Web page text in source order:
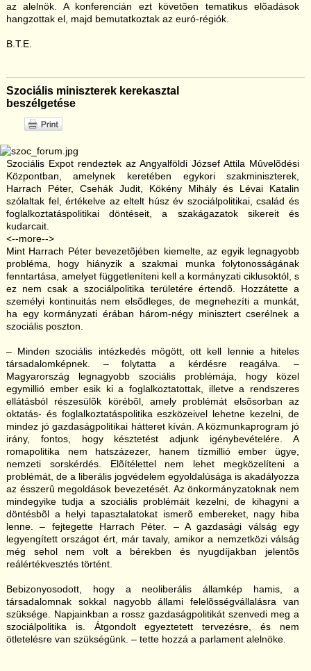
az alelnök. A konferencián ezt követõen tematikus elõadások
hangzottak el, majd bemutatkoztak az euró-régiók.
B.T.E.
Szociális miniszterek kerekasztal
beszélgetése
Szociális Expot rendeztek az Angyalföldi József Attila Mûvelõdési
Központban, amelynek keretében egykori szakminiszterek,
Harrach Péter, Csehák Judit, Kökény Mihály és Lévai Katalin
szólaltak fel, értékelve az eltelt húsz év szociálpolitikai, család és
foglalkoztatáspolitikai döntéseit, a szakágazatok sikereit és
kudarcait.
<--more-->
Mint Harrach Péter bevezetõjében kiemelte, az egyik legnagyobb
probléma, hogy hiányzik a szakmai munka folytonosságának
fenntartása, amelyet függetleníteni kell a kormányzati ciklusoktól, s
ez nem csak a szociálpolitika területére értendõ. Hozzátette a
személyi kontinuitás nem elsõdleges, de megnehezíti a munkát,
ha egy kormányzati érában három-négy minisztert cserélnek a
szociális poszton.
– Minden szociális intézkedés mögött, ott kell lennie a hiteles
társadalomképnek. – folytatta a kérdésre reagálva. –
Magyarország legnagyobb szociális problémája, hogy közel
egymillió ember esik ki a foglalkoztatottak, illetve a rendszeres
ellátásból részesülõk körébõl, amely problémát elsõsorban az
oktatás- és foglalkoztatáspolitika eszközeivel lehetne kezelni, de
mindez jó gazdaságpolitikai hátteret kíván. A közmunkaprogram jó
irány, fontos, hogy késztetést adjunk igénybevételére. A
romapolitika nem hatszázezer, hanem tízmillió ember ügye,
nemzeti sorskérdés. Elõítélettel nem lehet megközelíteni a
problémát, de a liberális jogvédelem egyoldalúsága is akadályozza
az ésszerû megoldások bevezetését. Az önkormányzatoknak nem
mindegyike tudja a szociális problémáit kezelni, de kihagyni a
döntésbõl a helyi tapasztalatokat ismerõ embereket, nagy hiba
lenne. – fejtegette Harrach Péter. – A gazdasági válság egy
legyengített országot ért, már tavaly, amikor a nemzetközi válság
még sehol nem volt a bérekben és nyugdíjakban jelentõs
reálértékvesztés történt.
Bebizonyosodott, hogy a neoliberális államkép hamis, a
társadalomnak sokkal nagyobb állami felelõsségvállalásra van
szüksége. Napjainkban a rossz gazdaságpolitikát szenvedi meg a
szociálpolitika is. Átgondolt egyeztetett tervezésre, és nem
ötletelésre van szükségünk. – tette hozzá a parlament alelnöke.